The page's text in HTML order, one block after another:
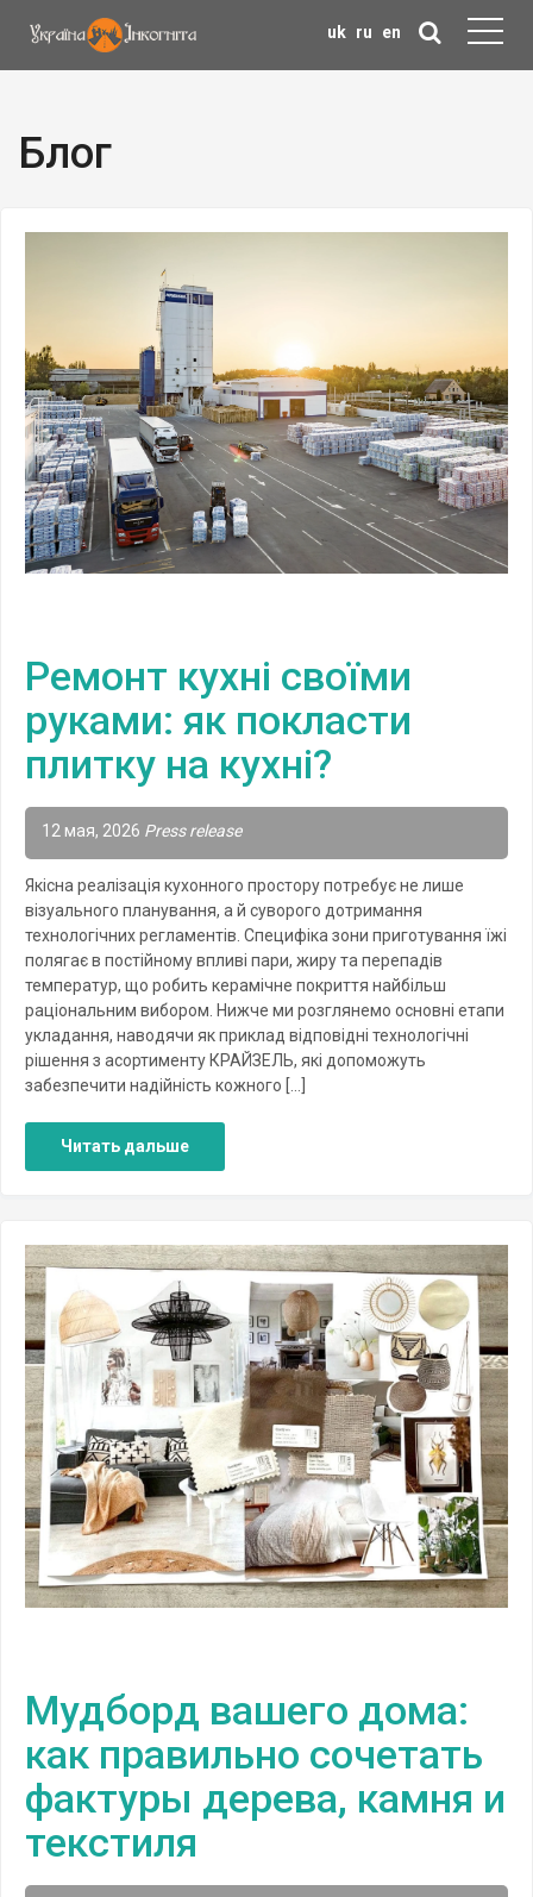
uk ru en
Блог
Ремонт кухні своїми
руками: як покласти
плитку на кухні?
12 мая, 2026 Press release
Якісна реалізація кухонного простору потребує не лише
візуального планування, а й суворого дотримання
технологічних регламентів. Специфіка зони приготування їжі
полягає в постійному впливі пари, жиру та перепадів
температур, що робить керамічне покриття найбільш
раціональним вибором. Нижче ми розглянемо основні етапи
укладання, наводячи як приклад відповідні технологічні
рішення з асортименту КРАЙЗЕЛЬ, які допоможуть
забезпечити надійність кожного […]
Читать дальше
Мудборд вашего дома:
как правильно сочетать
фактуры дерева, камня и
текстиля